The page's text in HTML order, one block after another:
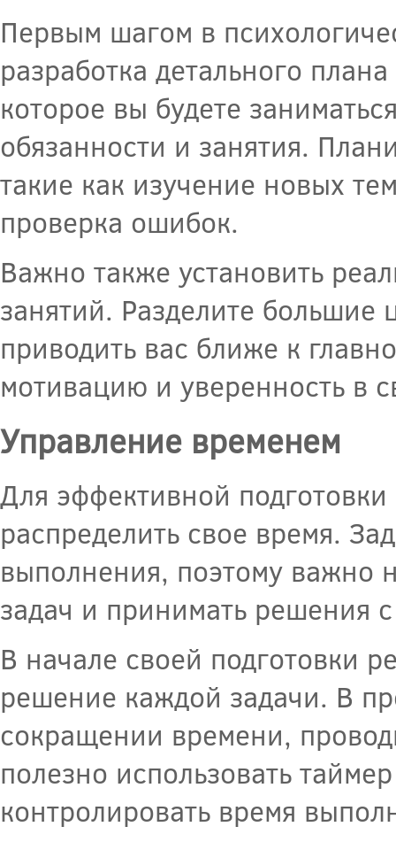
Первым шагом в
разработка детального
которое вы будете
обязанности и занятия.
такие как изучение новых
проверка ошибок.
Важно также установить
занятий. Разделите
приводить вас ближе к
мотивацию и уверенность в
Управление временем
Для эффективной
распределить свое время.
выполнения, поэтому важно
задач и принимать решения
В начале своей подготовки
решение каждой задачи. В
сокращении времени,
полезно использовать
контролировать время